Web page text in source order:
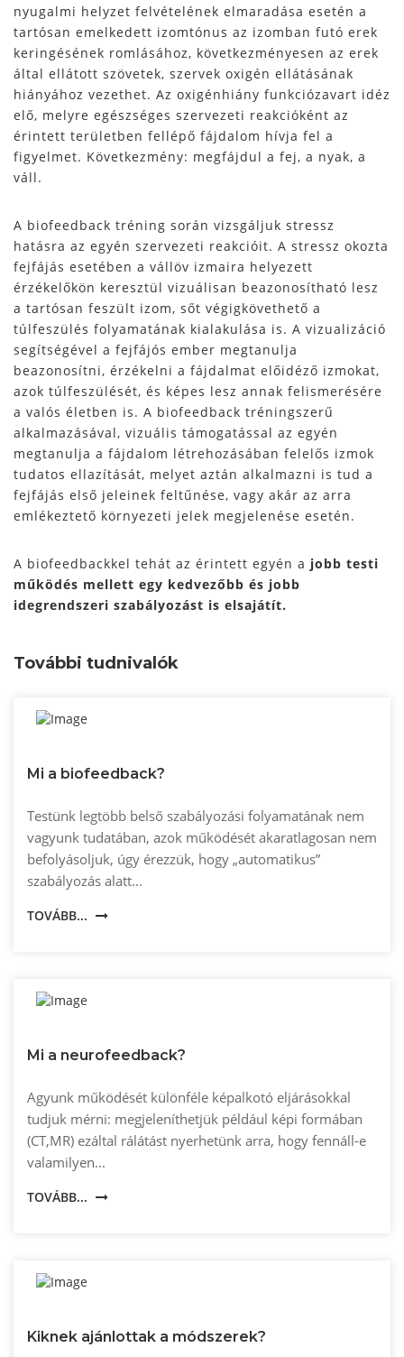
nyugalmi helyzet felvételének elmaradása esetén a
tartósan emelkedett izomtónus az izomban futó erek
keringésének romlásához, következményesen az erek
által ellátott szövetek, szervek oxigén ellátásának
hiányához vezethet. Az oxigénhiány funkciózavart idéz
elő, melyre egészséges szervezeti reakcióként az
érintett területben fellépő fájdalom hívja fel a
figyelmet. Következmény: megfájdul a fej, a nyak, a
váll.
A biofeedback tréning során vizsgáljuk stressz
hatásra az egyén szervezeti reakcióit. A stressz okozta
fejfájás esetében a vállöv izmaira helyezett
érzékelőkön keresztül vizuálisan beazonosítható lesz
a tartósan feszült izom, sőt végigkövethető a
túlfeszülés folyamatának kialakulása is. A vizualizáció
segítségével a fejfájós ember megtanulja
beazonosítni, érzékelni a fájdalmat előidéző izmokat,
azok túlfeszülését, és képes lesz annak felismerésére
a valós életben is. A biofeedback tréningszerű
alkalmazásával, vizuális támogatással az egyén
megtanulja a fájdalom létrehozásában felelős izmok
tudatos ellazítását, melyet aztán alkalmazni is tud a
fejfájás első jeleinek feltűnése, vagy akár az arra
emlékeztető környezeti jelek megjelenése esetén.
A biofeedbackkel tehát az érintett egyén a jobb testi
működés mellett egy kedvezőbb és jobb
idegrendszeri szabályozást is elsajátít.
További tudnivalók
Mi a biofeedback?
Testünk legtöbb belső szabályozási folyamatának nem
vagyunk tudatában, azok működését akaratlagosan nem
befolyásoljuk, úgy érezzük, hogy „automatikus”
szabályozás alatt...
TOVÁBB...
Mi a neurofeedback?
Agyunk működését különféle képalkotó eljárásokkal
tudjuk mérni: megjeleníthetjük például képi formában
(CT,MR) ezáltal rálátást nyerhetünk arra, hogy fennáll-e
valamilyen...
TOVÁBB...
Kiknek ajánlottak a módszerek?